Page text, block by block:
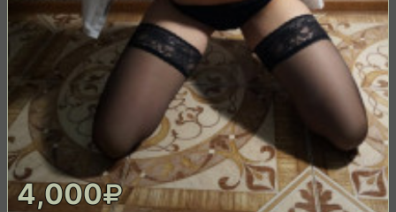
4,000